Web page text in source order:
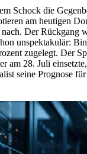
Schock die
am heutigen
Der Rückgang
unspektakulär:
zugelegt. Der
am 28. Juli
seine Prognose